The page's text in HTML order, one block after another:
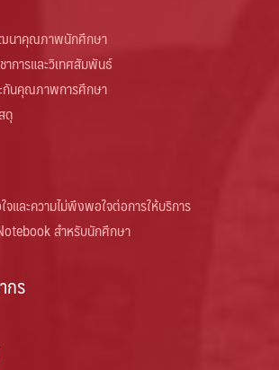
นาคุณภาพนักศึกษา
าการและวิเทศสัมพันธ์
กันคุณภาพการศึกษา
ดุ
และความไม่พึงพอใจต่อการให้บริการ
สำหรับนักศึกษา
กร